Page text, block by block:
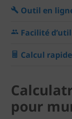
Outil en
Facilité
Calcul rapide
pour